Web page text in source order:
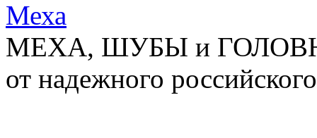
МЕХА, ШУБЫ и
от надежного